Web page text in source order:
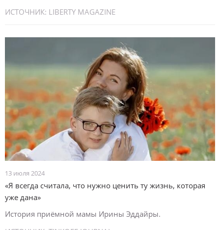
ИСТОЧНИК: LIBERTY MAGAZINE
13 июля 2024
«Я всегда считала, что нужно ценить ту жизнь, которая
уже дана»
История приёмной мамы Ирины Эддайры.